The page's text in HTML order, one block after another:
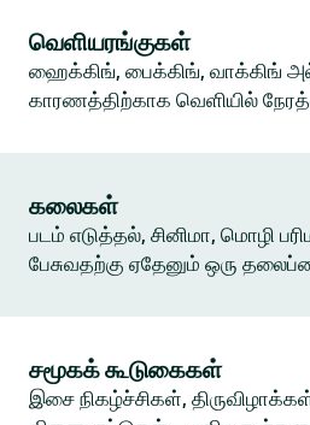
வெளியரங்குகள்
ஹைக்கிங், பைக்கிங், வாக்கிங்
காரணத்திற்காக வெளியில்
கலைகள்
படம் எடுத்தல், சினிமா, மொழி
பேசுவதற்கு ஏதேனும் ஒரு
சமூகக் கூடுகைகள்
இசை நிகழ்ச்சிகள்,